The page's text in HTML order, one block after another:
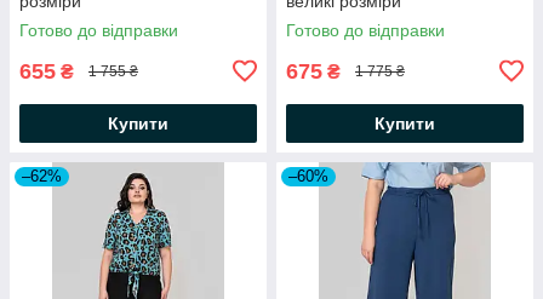
Готово до відправки
655 ₴ 1 755 ₴
Купити
Готово до відправки
675 ₴ 1 775 ₴
Купити
–62% –60%